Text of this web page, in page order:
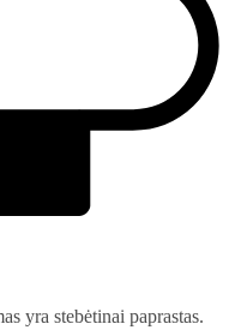
yra stebėtinai paprastas.